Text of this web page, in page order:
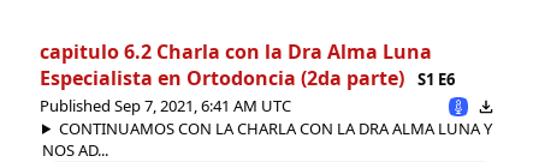
capitulo 6.2 Charla con la Dra Alma Luna
Especialista en Ortodoncia (2da parte)
S1 E6
Published Sep 7, 2021, 6:41 AM UTC
CONTINUAMOS CON LA CHARLA CON LA DRA ALMA LUNA Y
NOS AD...